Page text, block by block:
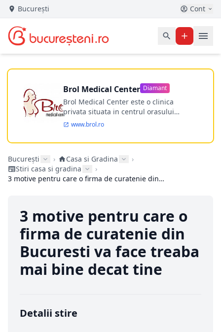
București Cont
Brol Medical Center Diamant
Brol Medical Center este o clinica
privata situata in centrul orasului
Timisoara avand o experienta de
Incepand din anul 2009 clinica isi
ultramodern.
www.brol.ro
București › Casa si Gradina
›
Stiri casa si gradina
›
3 motive pentru care o firma de curatenie din Bucuresti va face treaba mai bine decat tine
3 motive pentru care o
firma de curatenie din
Bucuresti va face treaba
mai bine decat tine
Detalii stire